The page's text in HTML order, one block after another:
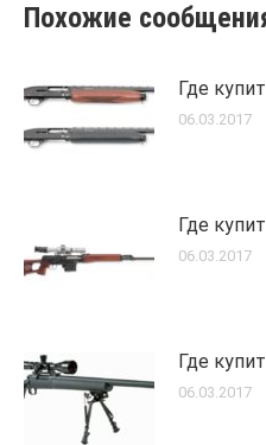
Похожие
Где
06.03.2017
Где
06.03.2017
Где
06.03.2017